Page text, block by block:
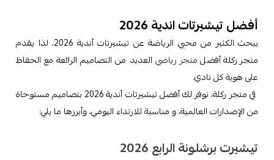
أفضل تيشيرتات اندية 2026
يبحث الكثير من محبي الرياضة عن تيشيرتات أندية 2026، لذا يقدم
متجر ركلة أفضلمتجر رياضي العديد من التصاميم الرائعة مع الحفاظ
على هوية كل نادي.
في متجر ركلة، نوفر لك أفضل تيشيرتات أندية 2026 بتصاميم مستوحاة
من الإصدارات العالمية، و مناسبة للارتداء اليومي، وأبرزها ما يلي:
تيشيرت برشلونة الرابع 2026